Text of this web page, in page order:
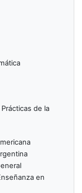
de la
en